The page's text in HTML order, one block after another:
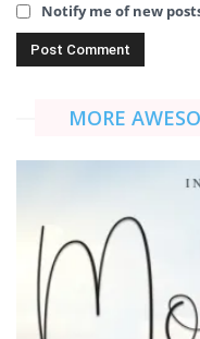
Notify me of new
MORE